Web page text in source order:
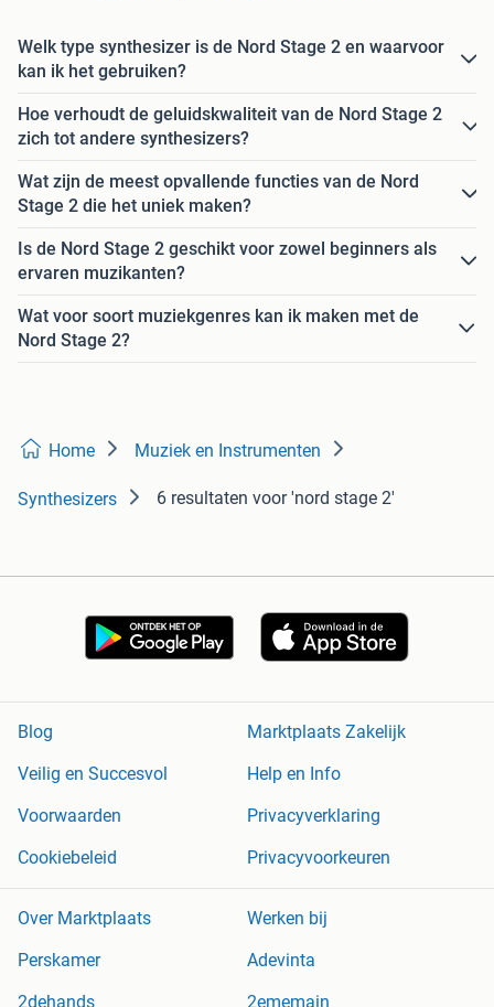
Welk type synthesizer is de Nord Stage 2 en waarvoor
kan ik het gebruiken?
Hoe verhoudt de geluidskwaliteit van de Nord Stage 2
zich tot andere synthesizers?
Wat zijn de meest opvallende functies van de Nord
Stage 2 die het uniek maken?
Is de Nord Stage 2 geschikt voor zowel beginners als
ervaren muzikanten?
Wat voor soort muziekgenres kan ik maken met de
Nord Stage 2?
Home Muziek en Instrumenten
Synthesizers 6 resultaten voor 'nord stage 2'
Blog
Marktplaats Zakelijk
Veilig en Succesvol
Help en Info
Voorwaarden
Privacyverklaring
Cookiebeleid
Privacyvoorkeuren
Over Marktplaats
Werken bij
Perskamer
Adevinta
2dehands
2ememain